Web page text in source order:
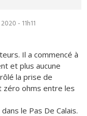
- 11h11
Il a commencé à
et plus aucune
la prise de
zéro ohms entre les
le Pas De Calais.